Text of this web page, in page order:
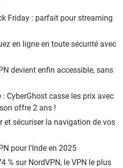
Friday : parfait pour streaming
en ligne en toute sécurité avec
devient enfin accessible, sans
CyberGhost casse les prix avec
offre 2 ans !
et sécuriser la navigation de vos
pour l'Inde en 2025
% sur NordVPN, le VPN le plus